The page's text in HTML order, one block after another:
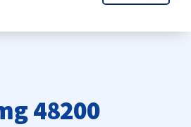
48200